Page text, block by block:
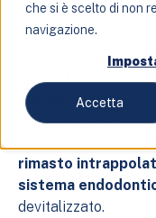
che si è scelto di non
navigazione.
Accetta
microchirurgia
microscopio– é
dirimuovere le
rimasto
sistema
devitalizzato.